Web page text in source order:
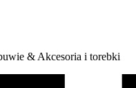
& Akcesoria i torebki